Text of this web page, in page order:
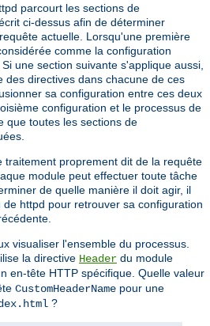
parcourt les sections de
ci-dessus afin de déterminer
actuelle. Lorsqu'une première
comme la configuration
une section suivante s'applique aussi,
des directives dans chacune de ces
sa configuration entre ces deux
configuration et le processus de
que toutes les sections de
traitement proprement dit de la requête
module peut effectuer toute tâche
de quelle manière il doit agir, il
httpd pour retrouver sa configuration
visualiser l'ensemble du processus.
la directive Header du module
en-tête HTTP spécifique. Quelle valeur
CustomHeaderName pour une
?